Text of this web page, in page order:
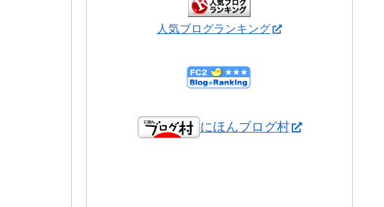
人気ブログランキング
にほんブログ村